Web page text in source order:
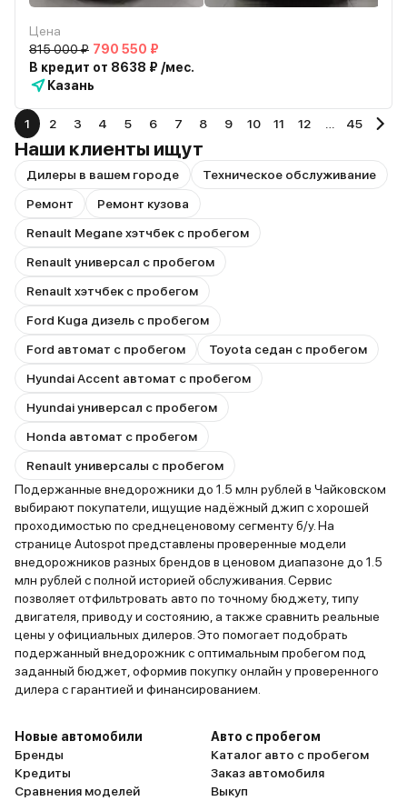
Цена
815 000 ₽ 790 550 ₽
В кредит от 8638 ₽ /мес.
Казань
1 2 3 4 5 6 7 8 9 10 11 12 45
Наши клиенты ищут
Дилеры в вашем городе
Техническое обслуживание
Ремонт
Ремонт кузова
Renault Megane хэтчбек с пробегом
Renault универсал с пробегом
Renault хэтчбек с пробегом
Ford Kuga дизель с пробегом
Ford автомат с пробегом
Toyota седан с пробегом
Hyundai Accent автомат с пробегом
Hyundai универсал с пробегом
Honda автомат с пробегом
Renault универсалы с пробегом
Подержанные внедорожники до 1.5 млн рублей в Чайковском
выбирают покупатели, ищущие надёжный джип с хорошей
проходимостью по среднеценовому сегменту б/у. На
странице Autospot представлены проверенные модели
внедорожников разных брендов в ценовом диапазоне до 1.5
млн рублей с полной историей обслуживания. Сервис
позволяет отфильтровать авто по точному бюджету, типу
двигателя, приводу и состоянию, а также сравнить реальные
цены у официальных дилеров. Это помогает подобрать
подержанный внедорожник с оптимальным пробегом под
заданный бюджет, оформив покупку онлайн у проверенного
дилера с гарантией и финансированием.
Новые автомобили
Бренды
Кредиты
Сравнения моделей
Авто с пробегом
Каталог авто с пробегом
Заказ автомобиля
Выкуп